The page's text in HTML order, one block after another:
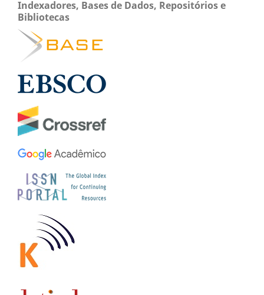
Indexadores, Bases de Dados, Repositórios e
Bibliotecas